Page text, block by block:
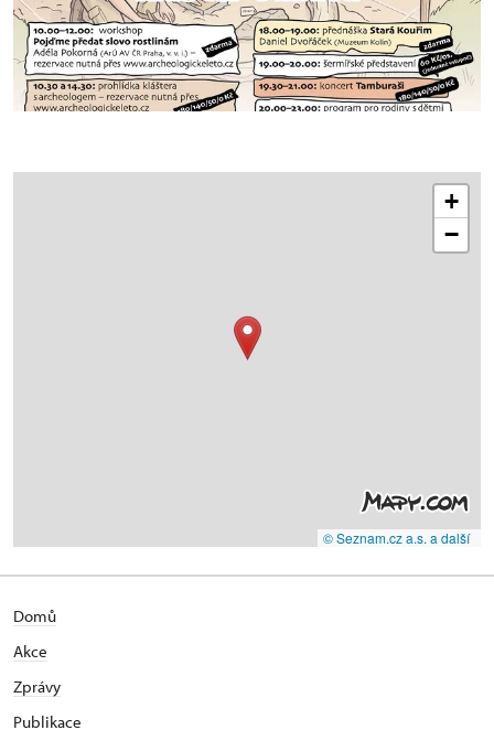
+
−
© Seznam.cz a.s. a další
Domů
Akce
Zprávy
Publikace